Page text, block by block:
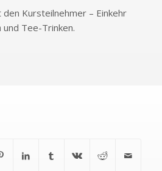
Kursteilnehmer – Einkehr
Tee-Trinken.